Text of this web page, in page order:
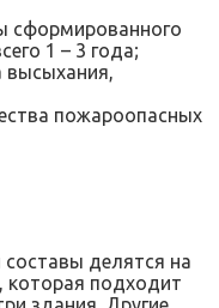
сформированного
1 – 3 года;
высыхания,
пожароопасных
делятся на
которая подходит